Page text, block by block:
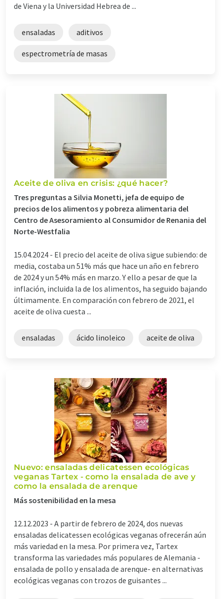
de Viena y la Universidad Hebrea de ...
ensaladas aditivos
espectrometría de masas
Aceite de oliva en crisis: ¿qué hacer?
Tres preguntas a Silvia Monetti, jefa de equipo de
precios de los alimentos y pobreza alimentaria del
Centro de Asesoramiento al Consumidor de Renania del
Norte-Westfalia
15.04.2024 - El precio del aceite de oliva sigue subiendo: de
media, costaba un 51% más que hace un año en febrero
de 2024 y un 54% más en marzo. Y ello a pesar de que la
inflación, incluida la de los alimentos, ha seguido bajando
últimamente. En comparación con febrero de 2021, el
aceite de oliva cuesta ...
ensaladas ácido linoleico aceite de oliva
Nuevo: ensaladas delicatessen ecológicas
veganas Tartex - como la ensalada de ave y
como la ensalada de arenque
Más sostenibilidad en la mesa
12.12.2023 - A partir de febrero de 2024, dos nuevas
ensaladas delicatessen ecológicas veganas ofrecerán aún
más variedad en la mesa. Por primera vez, Tartex
transforma las variedades más populares de Alemania -
ensalada de pollo y ensalada de arenque- en alternativas
ecológicas veganas con trozos de guisantes ...